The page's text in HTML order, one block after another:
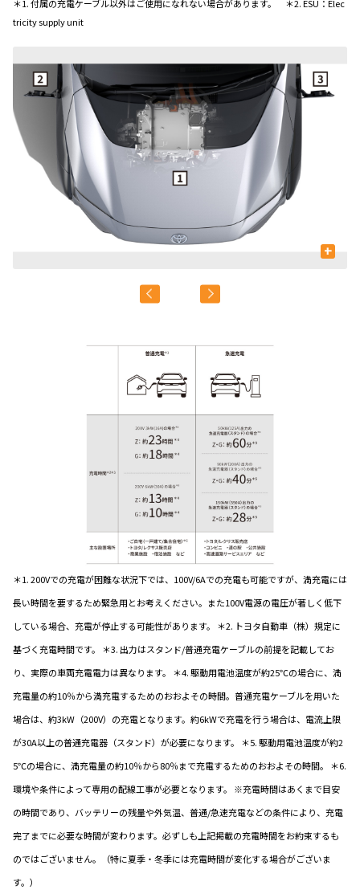
＊1. 付属の充電ケーブル以外はご使用になれない場合があります。 ＊2. ESU：Elec
tricity supply unit
+
＊1. 200Vでの充電が困難な状況下では、100V/6Aでの充電も可能ですが、満充電には
長い時間を要するため緊急用とお考えください。また100V電源の電圧が著しく低下
している場合、充電が停止する可能性があります。 ＊2. トヨタ自動車（株）規定に
基づく充電時間です。 ＊3. 出力はスタンド/普通充電ケーブルの前提を記載してお
り、実際の車両充電電力は異なります。 ＊4. 駆動用電池温度が約25℃の場合に、満
充電量の約10％から満充電するためのおおよその時間。普通充電ケーブルを用いた
場合は、約3kW（200V）の充電となります。約6kWで充電を行う場合は、電流上限
が30A以上の普通充電器（スタンド）が必要になります。 ＊5. 駆動用電池温度が約2
5℃の場合に、満充電量の約10％から80％まで充電するためのおおよその時間。 ＊6.
環境や条件によって専用の配線工事が必要となります。 ※充電時間はあくまで目安
の時間であり、バッテリーの残量や外気温、普通/急速充電などの条件により、充電
完了までに必要な時間が変わります。必ずしも上記掲載の充電時間をお約束するも
のではございません。（特に夏季・冬季には充電時間が変化する場合がございま
す。）